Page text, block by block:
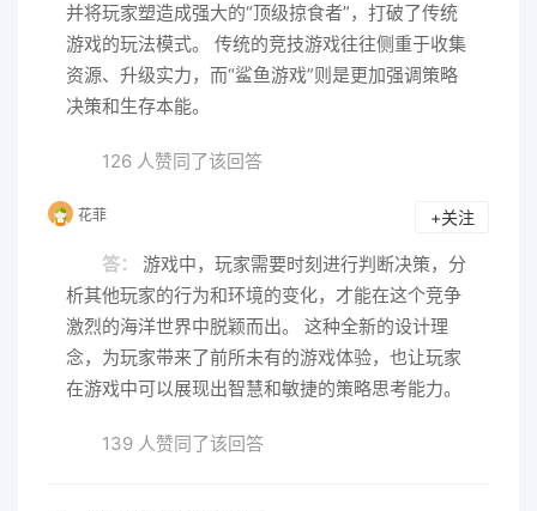
并将玩家塑造成强大的“顶级掠食者”，打破了传统
游戏的玩法模式。 传统的竞技游戏往往侧重于收集
资源、升级实力，而“鲨鱼游戏”则是更加强调策略
决策和生存本能。
126 人赞同了该回答
花菲 +关注
答：
游戏中，玩家需要时刻进行判断决策，分
析其他玩家的行为和环境的变化，才能在这个竞争
激烈的海洋世界中脱颖而出。 这种全新的设计理
念，为玩家带来了前所未有的游戏体验，也让玩家
在游戏中可以展现出智慧和敏捷的策略思考能力。
139 人赞同了该回答